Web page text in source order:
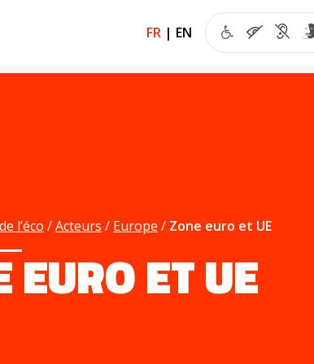
FR | EN
l’éco Acteurs Europe Zone euro et UE
EURO ET UE